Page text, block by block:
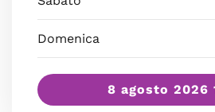
Domenica
8 agosto 2026